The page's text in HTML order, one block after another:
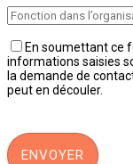
En soumettant ce
informations saisies
la demande de
peut en découler.